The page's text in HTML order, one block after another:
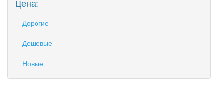
Цена:
Дорогие
Дешевые
Новые